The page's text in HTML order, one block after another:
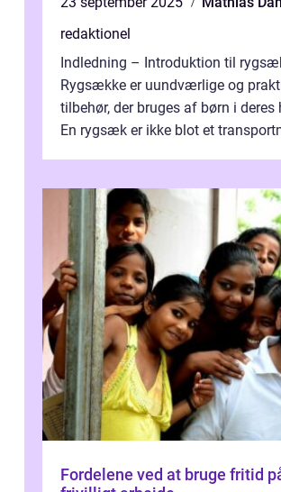
redaktionel
Indledning – Introduktion til
Rygsække er uundværlige og
tilbehør, der bruges af børn i deres
En rygsæk er ikke blot et
Fordelene ved at bruge fritid